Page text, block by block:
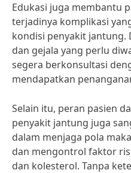
Edukasi juga membantu
terjadinya komplikasi
kondisi penyakit jantung.
dan gejala yang perlu
segera berkonsultasi
mendapatkan
Selain itu, peran pasien
penyakit jantung juga
dalam menjaga pola
dan mengontrol faktor
dan kolesterol. Tanpa